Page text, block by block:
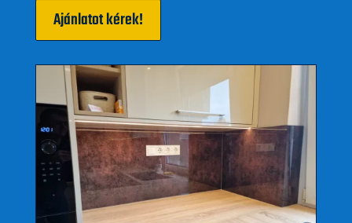
Ajánlatot kérek!